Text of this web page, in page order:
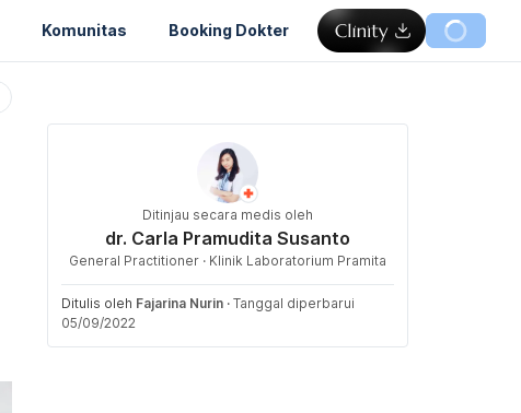
Komunitas Booking Dokter
Ditinjau secara medis oleh
dr. Carla Pramudita Susanto
General Practitioner · Klinik Laboratorium Pramita
Ditulis oleh Fajarina Nurin · Tanggal diperbarui
05/09/2022